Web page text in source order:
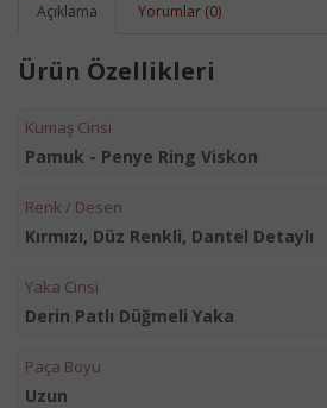
Açıklama Yorumlar (0)
Ürün Özellikleri
Kumaş Cinsi
Pamuk - Penye Ring Viskon
Renk / Desen
Kırmızı, Düz Renkli, Dantel Detaylı
Yaka Cinsi
Derin Patlı Düğmeli Yaka
Paça Boyu
Uzun